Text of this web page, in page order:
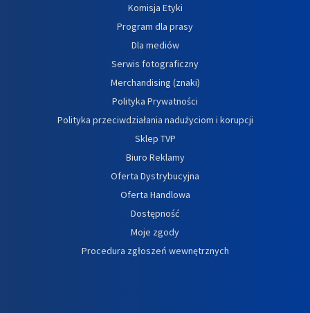
Komisja Etyki
Program dla prasy
Dla mediów
Serwis fotograficzny
Merchandising (znaki)
Polityka Prywatności
Polityka przeciwdziałania nadużyciom i korupcji
Sklep TVP
Biuro Reklamy
Oferta Dystrybucyjna
Oferta Handlowa
Dostępność
Moje zgody
Procedura zgłoszeń wewnętrznych